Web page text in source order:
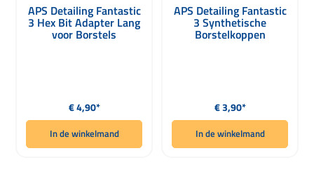
APS Detailing Fantastic
3 Hex Bit Adapter Lang
voor Borstels
Normale prijs:
€ 4,90*
In de winkelmand
APS Detailing Fantastic
3 Synthetische
Borstelkoppen
Normale prijs:
€ 3,90*
In de winkelmand